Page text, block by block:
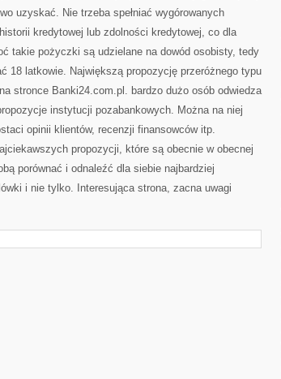
uzyskać. Nie trzeba spełniać wygórowanych
kredytowej lub zdolności kredytowej, co dla
takie pożyczki są udzielane na dowód osobisty, tedy
18 latkowie. Największą propozycję przeróżnego typu
stronce Banki24.com.pl. bardzo dużo osób odwiedza
instytucji pozabankowych. Można na niej
opinii klientów, recenzji finansowców itp.
propozycji, które są obecnie w obecnej
porównać i odnaleźć dla siebie najbardziej
i nie tylko. Interesująca strona, zacna uwagi